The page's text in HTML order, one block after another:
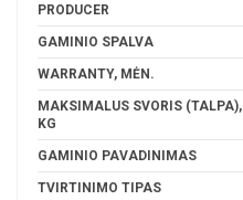
PRODUCER
GAMINIO SPALVA
WARRANTY, MĖN.
MAKSIMALUS SVORIS (TALPA),
KG
GAMINIO PAVADINIMAS
TVIRTINIMO TIPAS